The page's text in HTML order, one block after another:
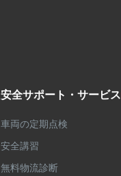
安全サポート・サービス
車両の定期点検
安全講習
無料物流診断